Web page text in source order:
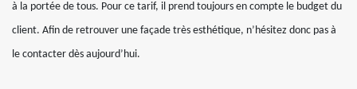
à la portée de tous. Pour ce tarif, il prend toujours en compte le budget du
client. Afin de retrouver une façade très esthétique, n’hésitez donc pas à
le contacter dès aujourd’hui.